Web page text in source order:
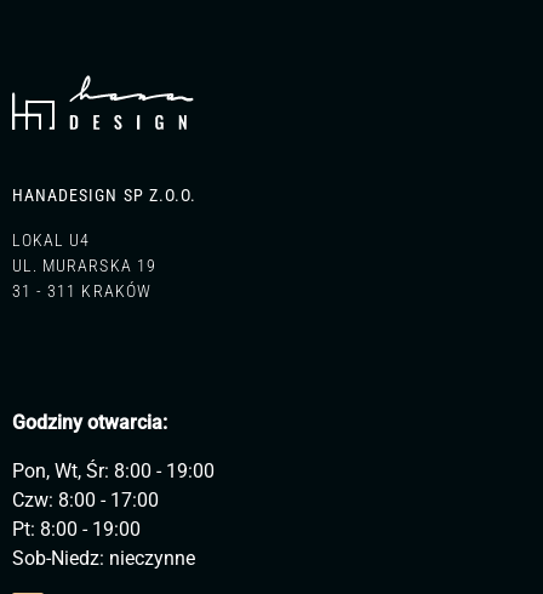
HANADESIGN SP Z.O.O.
LOKAL U4
UL. MURARSKA 19
31 - 311 KRAKÓW
Godziny otwarcia:
Pon, Wt, Śr: 8:00 - 19:00
Czw: 8:00 - 17:00
Pt: 8:00 - 19:00
Sob-Niedz: nieczynne